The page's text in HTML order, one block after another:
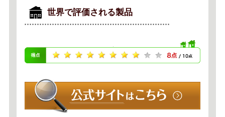
世界で評価される製品